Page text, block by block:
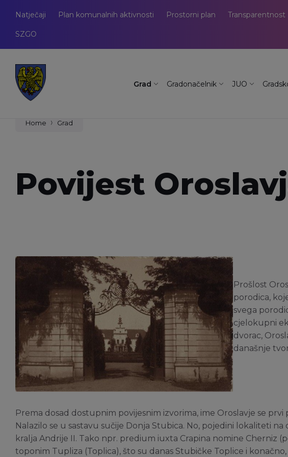
Natječaji Plan komunalnih aktivnosti Prostorni plan Transparentnost
SZGO
Grad Gradonačelnik JUO
Home Grad
Povijest
Prošlost
porodica,
svega
cjelokupni
dvorac,
današnje
Prema dosad dostupnim povijesnim izvorima, ime Oroslavje se
Nalazilo se u sastavu sučije Donja Stubica. No, pojedini lokaliteti
kralja Andrije II. Tako npr. predium iuxta Crapina nomine Cherniz
toponim Tupliza (Toplica), što su danas Stubičke Toplice i